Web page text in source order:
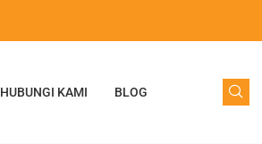
HUBUNGI KAMI BLOG
a
i